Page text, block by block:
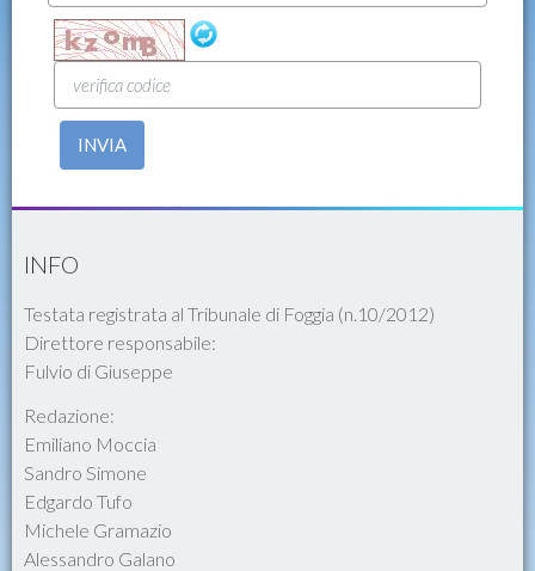
INVIA
INFO
Testata registrata al Tribunale di Foggia (n.10/2012)
Direttore responsabile:
Fulvio di Giuseppe
Redazione:
Emiliano Moccia
Sandro Simone
Edgardo Tufo
Michele Gramazio
Alessandro Galano